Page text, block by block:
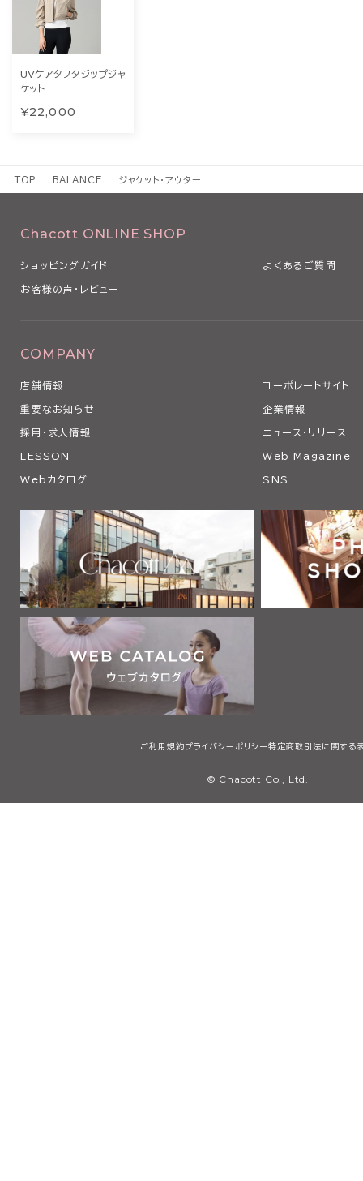
UVケアタフタジップジャ
ケット
¥22,000
TOP BALANCE ジャケット・アウター
Chacott ONLINE SHOP
ショッピングガイド よくあるご質問
お客様の声・レビュー
COMPANY
店舗情報 コーポレートサイト
重要なお知らせ 企業情報
採用・求人情報 ニュース・リリース
LESSON Web Magazine
Webカタログ SNS
ご利用規約プライバシーポリシー 特定商取引法に関する
© Chacott Co., Ltd.